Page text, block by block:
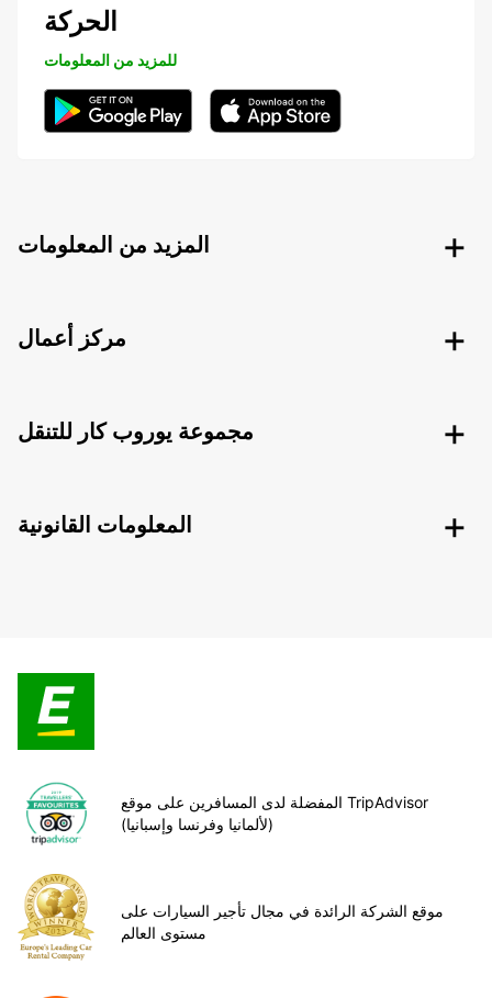
الحركة
للمزيد من المعلومات
المزيد من المعلومات
مركز أعمال
مجموعة يوروب كار للتنقل
المعلومات القانونية
المفضلة لدى المسافرين على موقع TripAdvisor
(لألمانيا وفرنسا وإسبانيا)
موقع الشركة الرائدة في مجال تأجير السيارات على
مستوى العالم